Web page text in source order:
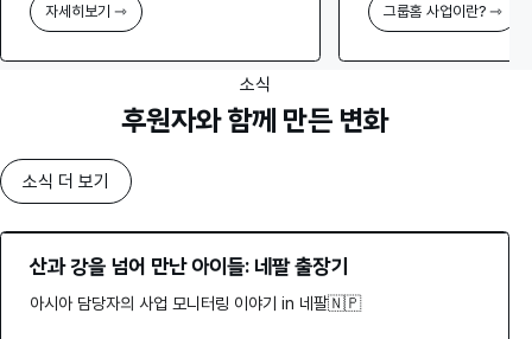
자세히보기 ⇾ 그룹홈 사업이란? ⇾
소식
후원자와 함께 만든 변화
소식 더 보기
산과 강을 넘어 만난 아이들: 네팔 출장기
아시아 담당자의 사업 모니터링 이야기 in 네팔🇳🇵